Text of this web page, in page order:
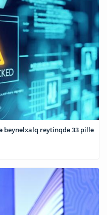
beynəlxalq reytinqdə 33 pillə